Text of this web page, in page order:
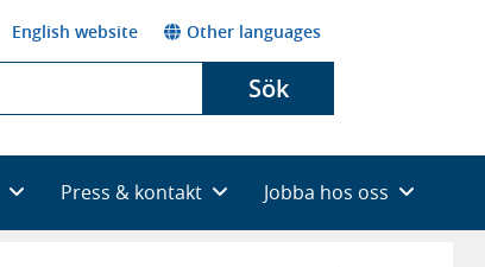
English website Other languages
Sök
Press & kontakt Jobba hos oss